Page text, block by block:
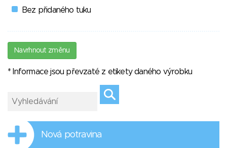
Bez přidaného tuku
Navrhnout změnu
* Informace jsou převzaté z etikety daného výrobku
Nová potravina